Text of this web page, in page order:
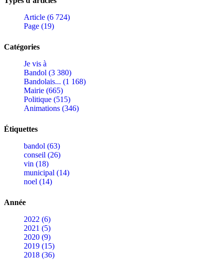
Article (6 724)
Page (19)
Catégories
Je vis à
Bandol (3 380)
Bandolais... (1 168)
Mairie (665)
Politique (515)
Animations (346)
Étiquettes
bandol (63)
conseil (26)
vin (18)
municipal (14)
noel (14)
Année
2022 (6)
2021 (5)
2020 (9)
2019 (15)
2018 (36)